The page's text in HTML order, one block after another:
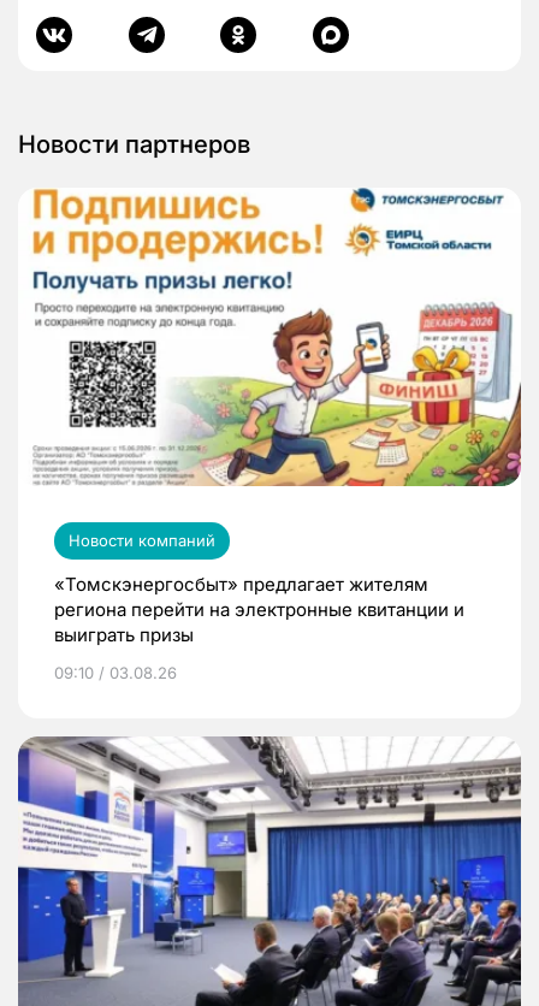
Новости партнеров
Новости компаний
«Томскэнергосбыт» предлагает жителям
региона перейти на электронные квитанции и
выиграть призы
09:10 / 03.08.26